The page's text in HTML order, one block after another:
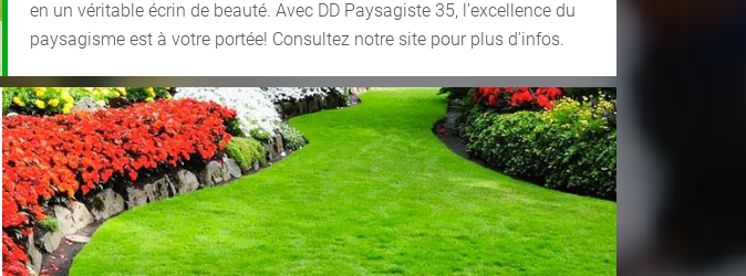
en un véritable écrin de beauté. Avec DD Paysagiste 35, l’excellence du
paysagisme est à votre portée! Consultez notre site pour plus d'infos.